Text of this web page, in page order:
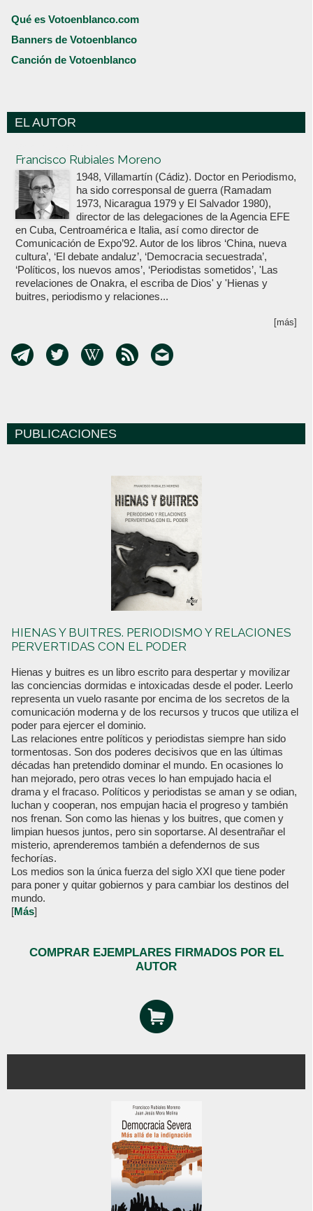
Qué es Votoenblanco.com
Banners de Votoenblanco
Canción de Votoenblanco
EL AUTOR
Francisco Rubiales Moreno
1948, Villamartín (Cádiz). Doctor en Periodismo,
ha sido corresponsal de guerra (Ramadam
1973, Nicaragua 1979 y El Salvador 1980),
director de las delegaciones de la Agencia EFE
en Cuba, Centroamérica e Italia, así como director de
Comunicación de Expo’92. Autor de los libros ‘China, nueva
cultura’, ‘El debate andaluz’, ‘Democracia secuestrada’,
‘Políticos, los nuevos amos’, ‘Periodistas sometidos’, 'Las
revelaciones de Onakra, el escriba de Dios' y 'Hienas y
buitres, periodismo y relaciones...
[más]
PUBLICACIONES
HIENAS Y BUITRES. PERIODISMO Y RELACIONES
PERVERTIDAS CON EL PODER
Hienas y buitres es un libro escrito para despertar y movilizar
las conciencias dormidas e intoxicadas desde el poder. Leerlo
representa un vuelo rasante por encima de los secretos de la
comunicación moderna y de los recursos y trucos que utiliza el
poder para ejercer el dominio.
Las relaciones entre políticos y periodistas siempre han sido
tormentosas. Son dos poderes decisivos que en las últimas
décadas han pretendido dominar el mundo. En ocasiones lo
han mejorado, pero otras veces lo han empujado hacia el
drama y el fracaso. Políticos y periodistas se aman y se odian,
luchan y cooperan, nos empujan hacia el progreso y también
nos frenan. Son como las hienas y los buitres, que comen y
limpian huesos juntos, pero sin soportarse. Al desentrañar el
misterio, aprenderemos también a defendernos de sus
fechorías.
Los medios son la única fuerza del siglo XXI que tiene poder
para poner y quitar gobiernos y para cambiar los destinos del
mundo.
[Más]
COMPRAR EJEMPLARES FIRMADOS POR EL
AUTOR